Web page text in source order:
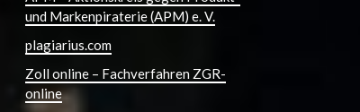
und Markenpiraterie (APM) e. V.
plagiarius.com
Zoll online – Fachverfahren ZGR-
online